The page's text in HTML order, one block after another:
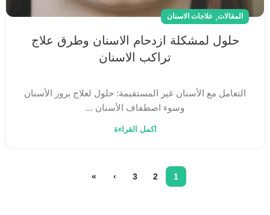
المقالات, علاجات الاسنان
حلول لمشكلة ازدحام الاسنان وطرق علاج
تراكب الاسنان
التعامل مع الأسنان غير المستقيمة: حلول لعلاج بروز الأسنان
وسوء اصطفاف الأسنان ...
اكمل القراءة
1
2
3
›
»